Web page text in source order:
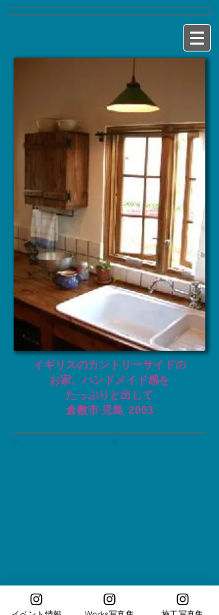
イギリスのカントリーサイドの
お家。ハンドメイド感を
たっぷりと出して
倉敷市 児島 ​2003